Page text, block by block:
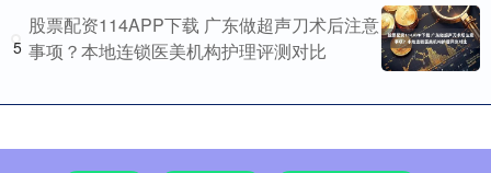
5
股票配资114APP下载 广东做超声刀术后注意
事项？本地连锁医美机构护理评测对比